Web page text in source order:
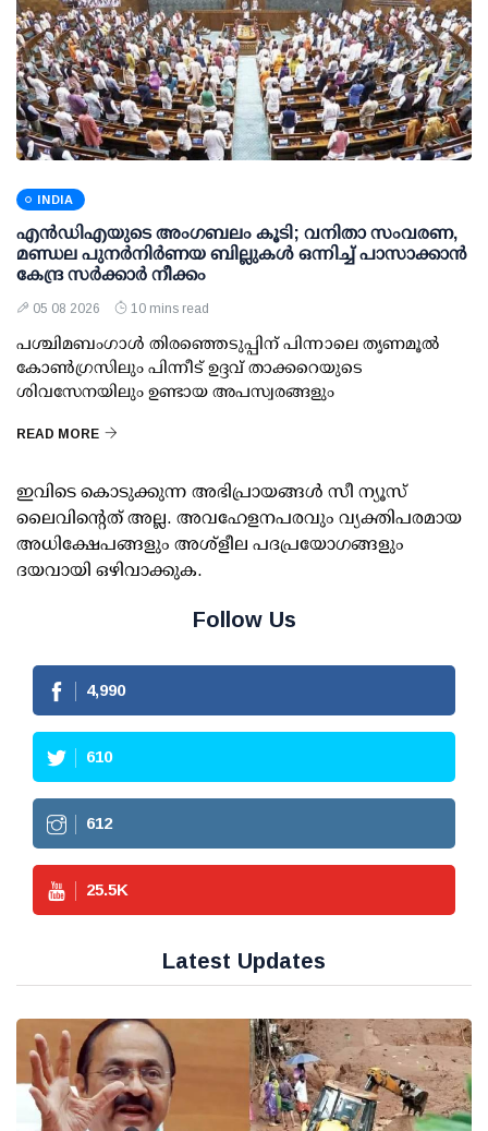
INDIA
എന്‍ഡിഎയുടെ അംഗബലം കൂടി; വനിതാ സംവരണ,
മണ്ഡല പുനര്‍നിര്‍ണയ ബില്ലുകള്‍ ഒന്നിച്ച് പാസാക്കാന്‍
കേന്ദ്ര സര്‍ക്കാര്‍ നീക്കം
05 08 2026 10 mins read
പശ്ചിമബംഗാള്‍ തിരഞ്ഞെടുപ്പിന് പിന്നാലെ തൃണമൂല്‍
കോണ്‍ഗ്രസിലും പിന്നീട് ഉദ്ദവ് താക്കറെയുടെ
ശിവസേനയിലും ഉണ്ടായ അപസ്വരങ്ങളും
READ MORE
ഇവിടെ കൊടുക്കുന്ന അഭിപ്രായങ്ങള്‍ സീ ന്യൂസ്
ലൈവിന്റെത് അല്ല. അവഹേളനപരവും വ്യക്തിപരമായ
അധിക്ഷേപങ്ങളും അശ്‌ളീല പദപ്രയോഗങ്ങളും
ദയവായി ഒഴിവാക്കുക.
Follow Us
4,990
610
612
25.5K
Latest Updates